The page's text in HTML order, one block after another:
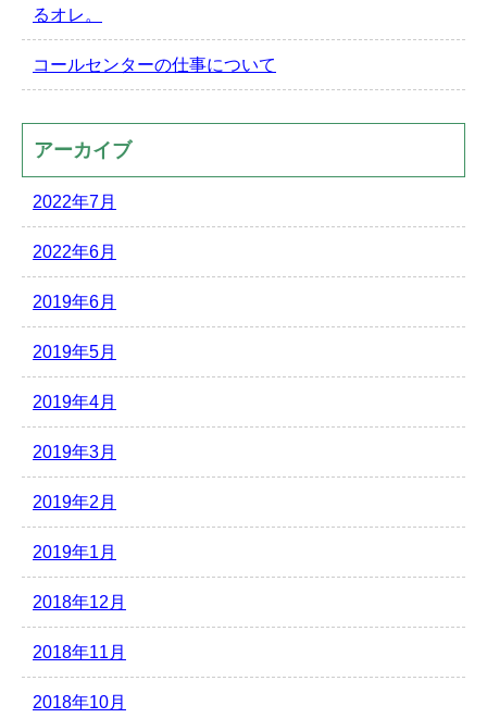
るオレ。
コールセンターの仕事について
アーカイブ
2022年7月
2022年6月
2019年6月
2019年5月
2019年4月
2019年3月
2019年2月
2019年1月
2018年12月
2018年11月
2018年10月